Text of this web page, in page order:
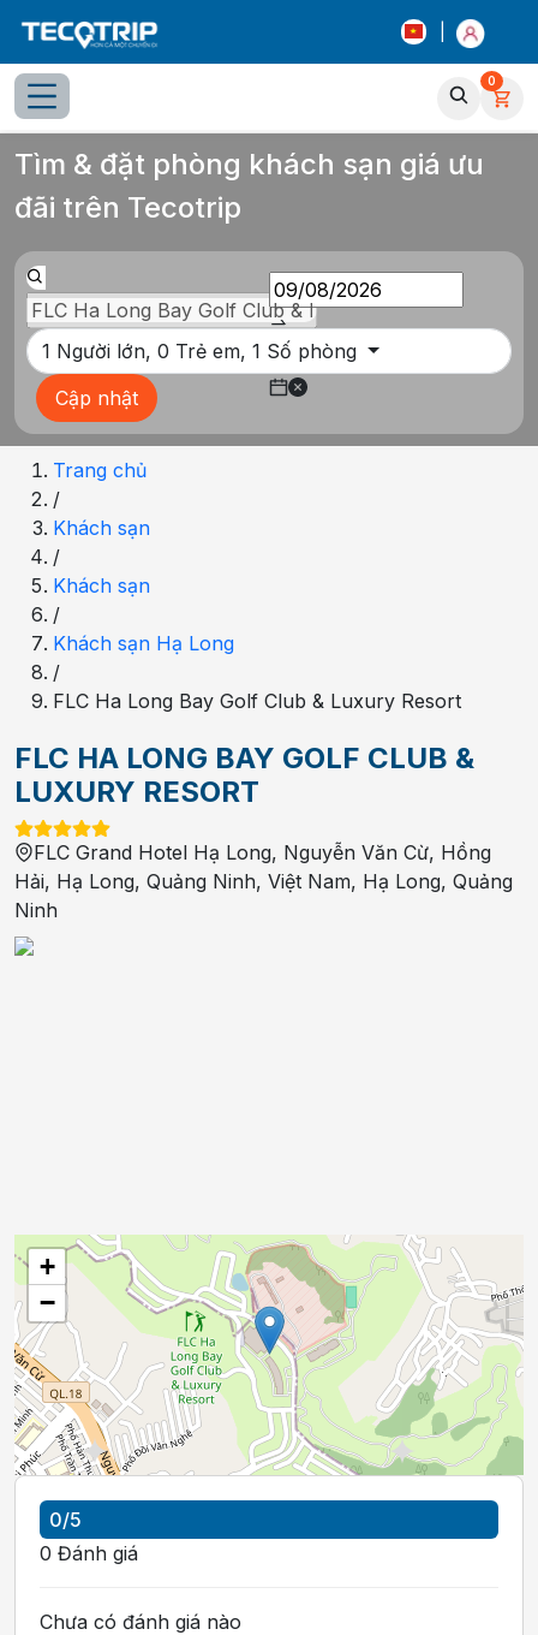
0
Tổng quan Chọn phòng Thông tin khách sạn Tiện
Tìm & đặt phòng khách sạn giá ưu
đãi trên Tecotrip
1 Người lớn, 0 Trẻ em, 1 Số phòng
Cập nhật
Trang chủ
/
Khách sạn
/
Khách sạn
/
Khách sạn Hạ Long
/
FLC Ha Long Bay Golf Club & Luxury Resort
FLC HA LONG BAY GOLF CLUB &
LUXURY RESORT
FLC Grand Hotel Hạ Long, Nguyễn Văn Cừ, Hồng
Hải, Hạ Long, Quảng Ninh, Việt Nam, Hạ Long, Quảng
Ninh
+
−
0/5
0 Đánh giá
Chưa có đánh giá nào